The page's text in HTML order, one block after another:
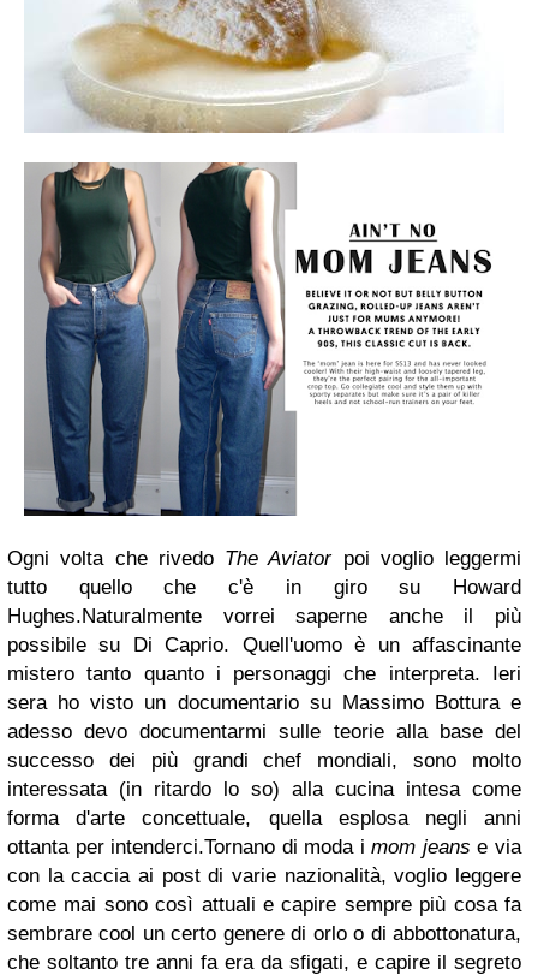
Ogni volta che rivedo The Aviatorpoi voglio leggermi
tutto quello che c'è in giro su Howard
Hughes.Naturalmente vorrei saperne anche il più
possibile su Di Caprio. Quell'uomo è un affascinante
mistero tanto quanto i personaggi che interpreta. Ieri
sera ho visto un documentario su Massimo Bottura e
adesso devo documentarmi sulle teorie alla base del
successo dei più grandi chef mondiali, sono molto
interessata (in ritardo lo so) alla cucina intesa come
forma d'arte concettuale, quella esplosa negli anni
ottanta per intenderci.Tornano di moda imom jeans e via
con la caccia ai post di varie nazionalità, voglio leggere
come mai sono così attuali e capire sempre più cosa fa
sembrare cool un certo genere di orlo o di abbottonatura,
che soltanto tre anni fa era da sfigati, e capire il segreto